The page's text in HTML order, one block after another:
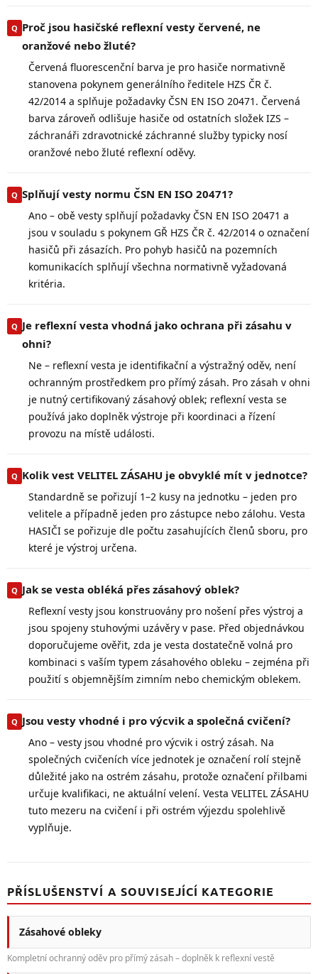
Proč jsou hasičské reflexní vesty červené, ne
oranžové nebo žluté?
Červená fluorescenční barva je pro hasiče normativně
stanovena pokynem generálního ředitele HZS ČR č.
42/2014 a splňuje požadavky ČSN EN ISO 20471. Červená
barva zároveň odlišuje hasiče od ostatních složek IZS –
záchranáři zdravotnické záchranné služby typicky nosí
oranžové nebo žluté reflexní oděvy.
Splňují vesty normu ČSN EN ISO 20471?
Ano – obě vesty splňují požadavky ČSN EN ISO 20471 a
jsou v souladu s pokynem GŘ HZS ČR č. 42/2014 o označení
hasičů při zásazích. Pro pohyb hasičů na pozemních
komunikacích splňují všechna normativně vyžadovaná
kritéria.
Je reflexní vesta vhodná jako ochrana při zásahu v
ohni?
Ne – reflexní vesta je identifikační a výstražný oděv, není
ochranným prostředkem pro přímý zásah. Pro zásah v ohni
je nutný certifikovaný zásahový oblek; reflexní vesta se
používá jako doplněk výstroje při koordinaci a řízení
provozu na místě události.
Kolik vest VELITEL ZÁSAHU je obvyklé mít v jednotce?
Standardně se pořizují 1–2 kusy na jednotku – jeden pro
velitele a případně jeden pro zástupce nebo zálohu. Vesta
HASIČI se pořizuje dle počtu zasahujících členů sboru, pro
které je výstroj určena.
Jak se vesta obléká přes zásahový oblek?
Reflexní vesty jsou konstruovány pro nošení přes výstroj a
jsou spojeny stuhovými uzávěry v pase. Před objednávkou
doporučujeme ověřit, zda je vesta dostatečně volná pro
kombinaci s vaším typem zásahového obleku – zejména při
použití s objemnějším zimním nebo chemickým oblekem.
Jsou vesty vhodné i pro výcvik a společná cvičení?
Ano – vesty jsou vhodné pro výcvik i ostrý zásah. Na
společných cvičeních více jednotek je označení rolí stejně
důležité jako na ostrém zásahu, protože označení přilbami
určuje kvalifikaci, ne aktuální velení. Vesta VELITEL ZÁSAHU
tuto mezeru na cvičení i při ostrém výjezdu spolehlivě
vyplňuje.
PŘÍSLUŠENSTVÍ A SOUVISEJÍCÍ KATEGORIE
Zásahové obleky
Kompletní ochranný oděv pro přímý zásah – doplněk k reflexní vestě